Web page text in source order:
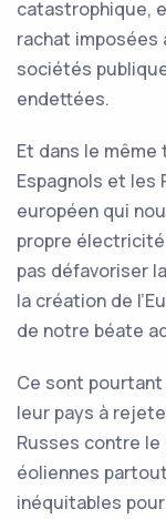
catastrophique,
rachat imposées
sociétés
endettées.
Et dans le même
Espagnols et les
européen qui
propre
pas défavoriser
la création de
de notre béate
Ce sont
leur pays à
Russes contre
éoliennes
inéquitables